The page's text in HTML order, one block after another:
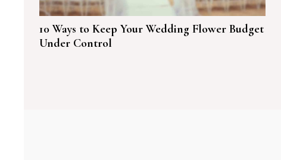
10 Ways to Keep Your Wedding Flower Budget
Under Control